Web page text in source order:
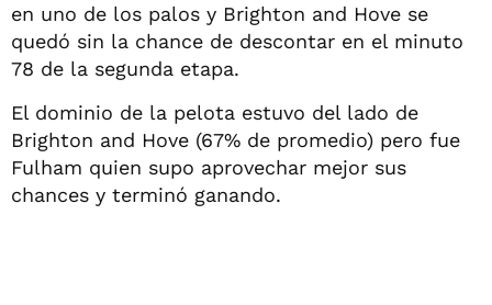
en uno de los palos y Brighton and Hove se
quedó sin la chance de descontar en el minuto
78 de la segunda etapa.
El dominio de la pelota estuvo del lado de
Brighton and Hove (67% de promedio) pero fue
Fulham quien supo aprovechar mejor sus
chances y terminó ganando.